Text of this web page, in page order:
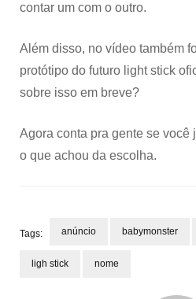
contar um com o outro.
Além disso, no vídeo também
protótipo do futuro light stick
sobre isso em breve?
Agora conta pra gente se você
o que achou da escolha.
Tags: anúncio babymonster
ligh stick nome